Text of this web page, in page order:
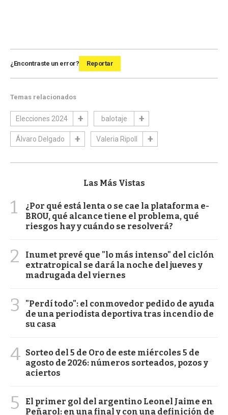
¿Encontraste un error? Reportar
Temas relacionados
Elecciones 2024 balotaje
Álvaro Delgado Valeria Ripoll
Las Más Vistas
1
¿Por qué está lenta o se cae la plataforma e-
BROU, qué alcance tiene el problema, qué
riesgos hay y cuándo se resolverá?
2
Inumet prevé que "lo más intenso" del ciclón
extratropical se dará la noche del jueves y
madrugada del viernes
3
"Perdí todo": el conmovedor pedido de ayuda
de una periodista deportiva tras incendio de
su casa
4 Sorteo del 5 de Oro de este miércoles 5 de
agosto de 2026: números sorteados, pozos y
aciertos
5
El primer gol del argentino Leonel Jaime en
Peñarol: en una final y con una definición de